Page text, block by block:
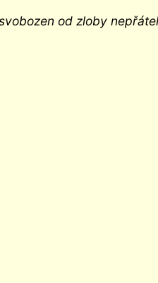
od zloby